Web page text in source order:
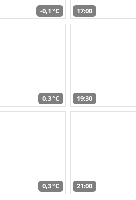
-0,1 °C 17:00
0,3 °C 19:30
0,3 °C 21:00